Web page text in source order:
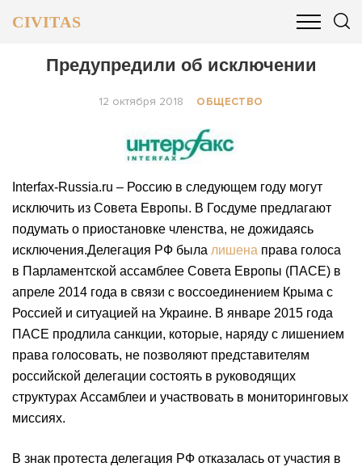
CIVITAS
ОБЩЕСТВО БИЗНЕС И ФИНАНСЫ
Предупредили об исключении
12 октября 2018 ОБЩЕСТВО
Interfax-Russia.ru – Россию в следующем году могут
исключить из Совета Европы. В Госдуме предлагают
подумать о приостановке членства, не дожидаясь
исключения.Делегация РФ была лишена права голоса
в Парламентской ассамблее Совета Европы (ПАСЕ) в
апреле 2014 года в связи с воссоединением Крыма с
Россией и ситуацией на Украине. В январе 2015 года
ПАСЕ продлила санкции, которые, наряду с лишением
права голосовать, не позволяют представителям
российской делегации состоять в руководящих
структурах Ассамблеи и участвовать в мониторинговых
миссиях.
В знак протеста делегация РФ отказалась от участия в